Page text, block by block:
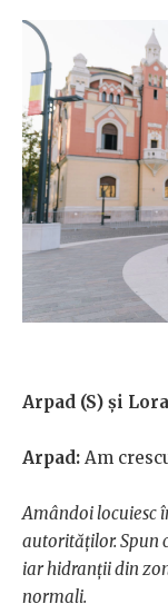
Arpad (S) și
Arpad: Am
Amândoi locuiesc
autorităților. Spun
iar hidranții din
normali.